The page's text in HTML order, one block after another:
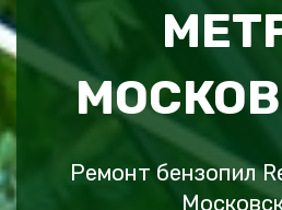
Ремонт бензопил